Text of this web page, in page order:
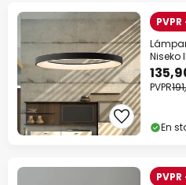
Niseko
PVPR
En